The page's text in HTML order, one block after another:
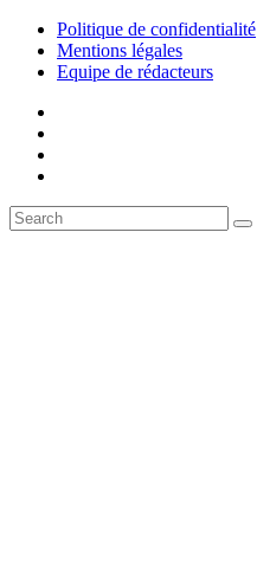
Politique de confidentialité
Mentions légales
Equipe de rédacteurs